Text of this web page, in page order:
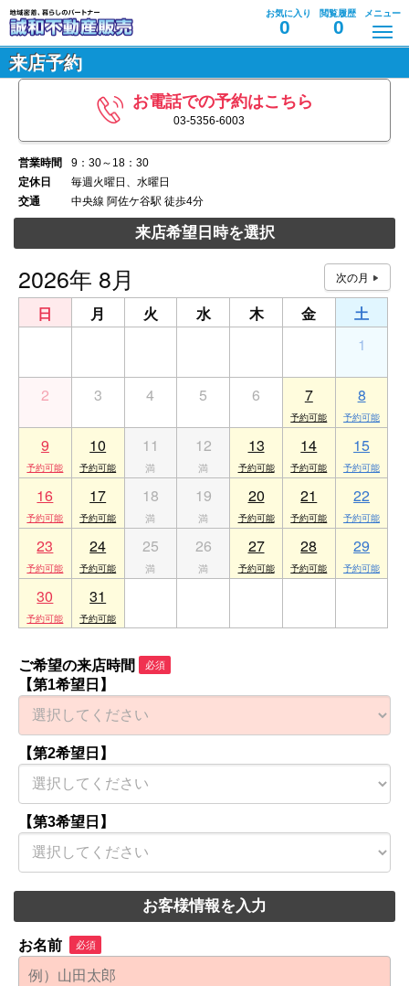
お気に入り
0
閲覧履歴
0
メニュー
来店予約
お電話での予約はこちら
03-5356-6003
営業時間
9：30～18：30
定休日
毎週火曜日、水曜日
交通
中央線 阿佐ケ谷駅 徒歩4分
来店希望日時を選択
2026年 8月
日 月 火 水 木 金
土
1
2 3 4 5 6 7 8
9 10 11 12 13 14 15
16 17 18 19 20 21 22
23 24 25 26 27 28 29
30 31
ご希望の来店時間 必須
【第1希望日】
【第2希望日】
【第3希望日】
お客様情報を入力
お名前 必須